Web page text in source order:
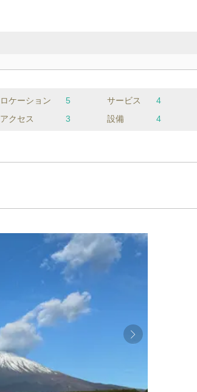
ロケーション 5 サービス 4
アクセス
3 設備 4